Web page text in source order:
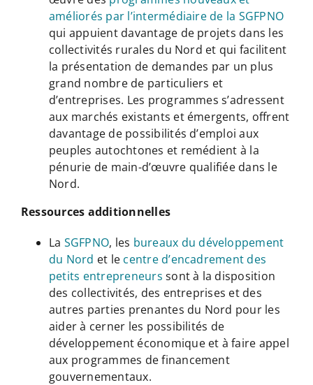
améliorés par l’intermédiaire de la SGFPNO
qui appuient davantage de projets dans les
collectivités rurales du Nord et qui facilitent
la présentation de demandes par un plus
grand nombre de particuliers et
d’entreprises. Les programmes s’adressent
aux marchés existants et émergents, offrent
davantage de possibilités d’emploi aux
peuples autochtones et remédient à la
pénurie de main-d’œuvre qualifiée dans le
Nord.
Ressources additionnelles
La SGFPNO, les bureaux du développement
du Nord et le centre d’encadrement des
petits entrepreneurs sont à la disposition
des collectivités, des entreprises et des
autres parties prenantes du Nord pour les
aider à cerner les possibilités de
développement économique et à faire appel
aux programmes de financement
gouvernementaux.